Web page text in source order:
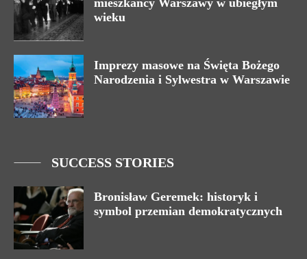
mieszkańcy Warszawy w ubiegłym
wieku
Imprezy masowe na Święta Bożego
Narodzenia i Sylwestra w Warszawie
SUCCESS STORIES
Bronisław Geremek: historyk i
symbol przemian demokratycznych